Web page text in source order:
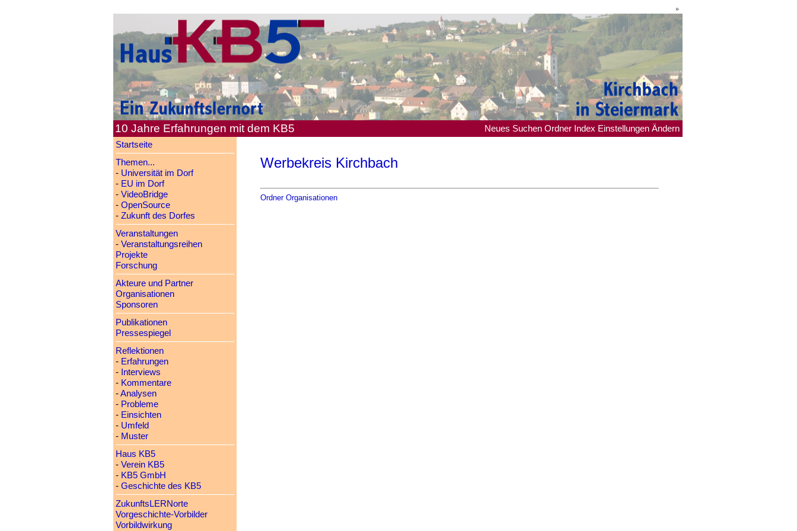
»
10 Jahre Erfahrungen mit dem KB5 Neues Suchen Ordner Index Einstellungen Ändern
Startseite
Themen...
- Universität im Dorf
- EU im Dorf
- VideoBridge
- OpenSource
- Zukunft des Dorfes
Veranstaltungen
- Veranstaltungsreihen
Projekte
Forschung
Akteure und Partner
Organisationen
Sponsoren
Publikationen
Pressespiegel
Reflektionen
- Erfahrungen
- Interviews
- Kommentare
-Analysen
- Probleme
- Einsichten
- Umfeld
- Muster
Haus KB5
- Verein KB5
- KB5 GmbH
- Geschichte des KB5
ZukunftsLERNorte
Vorgeschichte-Vorbilder
Vorbildwirkung
Werbekreis Kirchbach
Ordner Organisationen